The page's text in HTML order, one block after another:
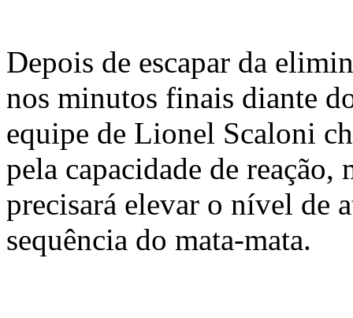
Depois de escapar da
nos minutos finais diante
equipe de Lionel Scaloni
pela capacidade de reação,
precisará elevar o nível de
sequência do mata-mata.